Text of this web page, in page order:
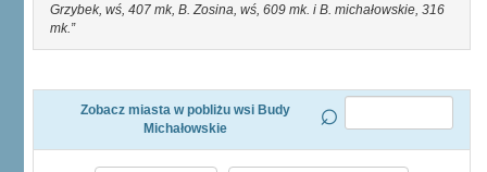
Grzybek, wś, 407 mk, B. Zosina, wś, 609 mk. i B. michałowskie, 316
mk.
Zobacz miasta w pobliżu wsi Budy
Michałowskie